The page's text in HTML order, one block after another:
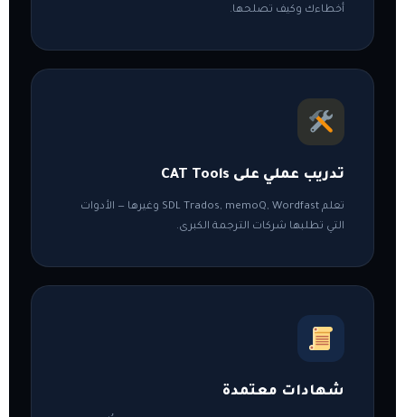
أخطاءك وكيف تصلحها.
تدريب عملي على CAT Tools
تعلم SDL Trados, memoQ, Wordfast وغيرها — الأدوات
التي تطلبها شركات الترجمة الكبرى.
شهادات معتمدة